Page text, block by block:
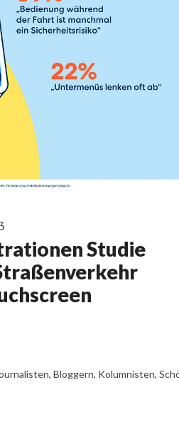
Studie
Bloggern, Kolumnisten,